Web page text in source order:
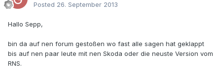
Posted 26. September 2013
Hallo Sepp,
bin da auf nen forum gestoßen wo fast alle sagen hat geklappt
bis auf nen paar leute mit nen Skoda oder die neuste Version vom
RNS.